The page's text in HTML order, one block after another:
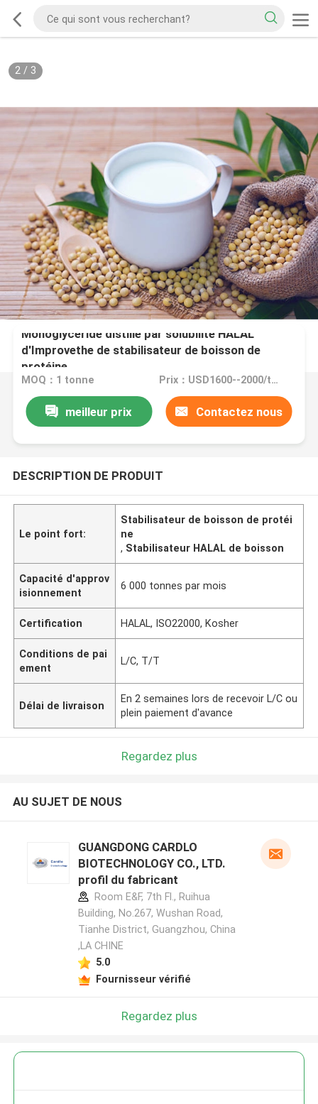
2/ 3
Monoglycéride distillé par solubilité HALAL
d'Improvethe de stabilisateur de boisson de
protéine
MOQ：1 tonne Prix：USD1600--2000/ton FOB Port Guangzhou
meilleur prix Contactez nous
DESCRIPTION DE PRODUIT
Le point fort:
Stabilisateur de boisson de protéi
ne
, Stabilisateur HALAL de boisson
Capacité d'approv
isionnement
6 000 tonnes par mois
Certification HALAL, ISO22000, Kosher
Conditions de pai
ement
L/C, T/T
Délai de livraison
En 2 semaines lors de recevoir L/C ou
plein paiement d'avance
Regardez plus
AU SUJET DE NOUS
GUANGDONG CARDLO
BIOTECHNOLOGY CO., LTD.
profil du fabricant
Room E&F, 7th Fl., Ruihua
Building, No.267, Wushan Road,
Tianhe District, Guangzhou, China
,LA CHINE
5.0
Fournisseur vérifié
Regardez plus